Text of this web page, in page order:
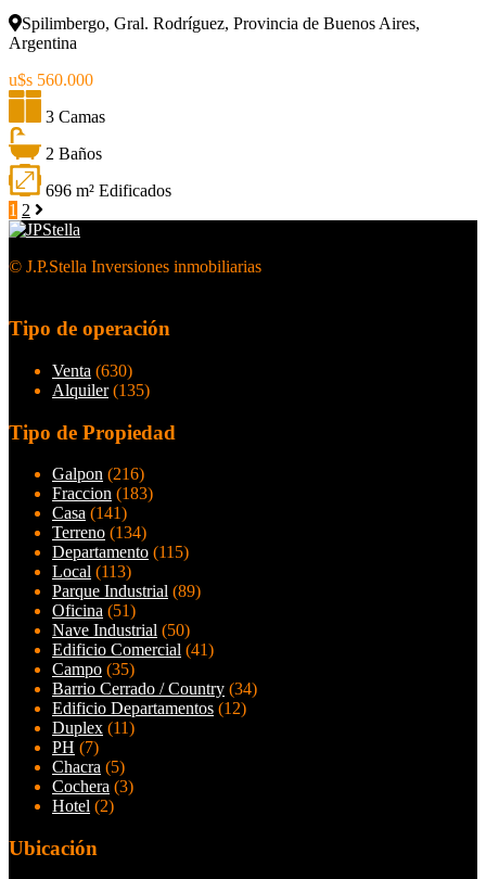
Spilimbergo, Gral. Rodríguez, Provincia de Buenos Aires,
Argentina
u$s 560.000
3 Camas
2 Baños
696 m² Edificados
1 2
© J.P.Stella Inversiones inmobiliarias
Tipo de operación
Venta (630)
Alquiler(135)
Tipo de Propiedad
Galpon (216)
Fraccion (183)
Casa (141)
Terreno (134)
Departamento (115)
Local (113)
Parque Industrial (89)
Oficina (51)
Nave Industrial (50)
Edificio Comercial (41)
Campo (35)
Barrio Cerrado / Country (34)
Edificio Departamentos (12)
Duplex (11)
PH (7)
Chacra (5)
Cochera (3)
Hotel (2)
Ubicación